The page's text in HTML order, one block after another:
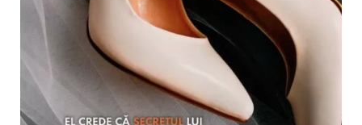
Carioci
Radiere
Ascutițori
Corectoare și lipici
Mine și rezerve
Cretă școlară și creativă